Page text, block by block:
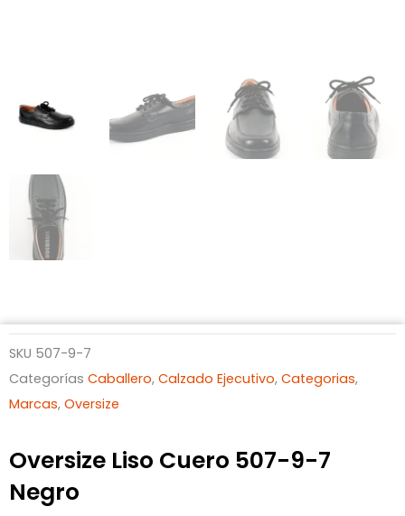
SKU 507-9-7
Categorías Caballero, Calzado Ejecutivo, Categorias,
Marcas, Oversize
Oversize Liso Cuero 507-9-7
Negro